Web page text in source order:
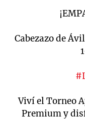
Cabezazo de
Viví el Torneo
Premium y